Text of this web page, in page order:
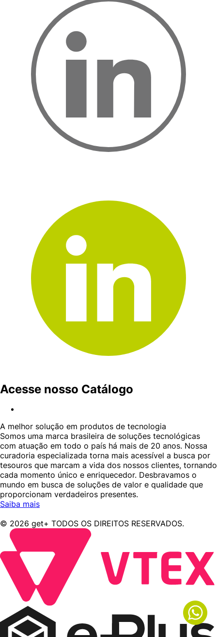
Acesse nosso Catálogo
A melhor solução em produtos de tecnologia
Somos uma marca brasileira de soluções tecnológicas
com atuação em todo o país há mais de 20 anos. Nossa
curadoria especializada torna mais acessível a busca por
tesouros que marcam a vida dos nossos clientes, tornando
cada momento único e enriquecedor. Desbravamos o
mundo em busca de soluções de valor e qualidade que
proporcionam verdadeiros presentes.
Saiba mais
© 2026 get+ TODOS OS DIREITOS RESERVADOS.